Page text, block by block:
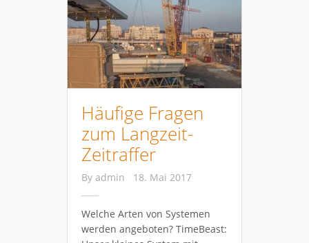
Häufige Fragen
zum Langzeit-
Zeitraffer
By admin 18. Mai 2017
Welche Arten von Systemen
werden angeboten? TimeBeast: